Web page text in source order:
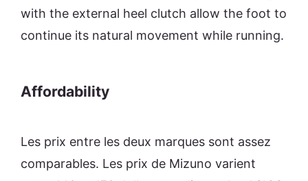
with the external heel clutch allow the foot to
continue its natural movement while running.
Affordability
Les prix entre les deux marques sont assez
comparables. Les prix de Mizuno varient